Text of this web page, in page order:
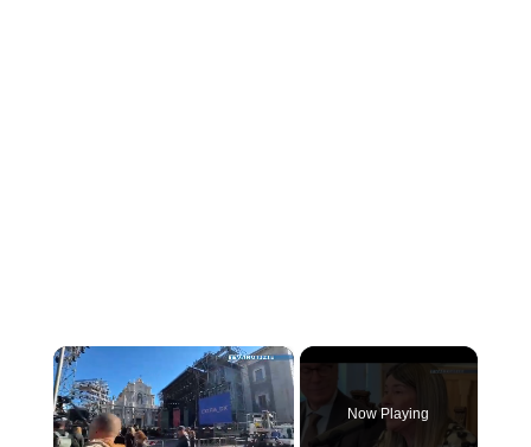
×
Now Playing